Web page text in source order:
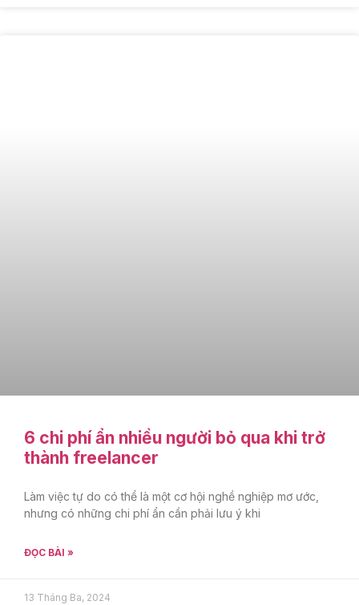
6 chi phí ẩn nhiều người bỏ qua khi trở
thành freelancer
Làm việc tự do có thể là một cơ hội nghề nghiệp mơ ước,
nhưng có những chi phí ẩn cần phải lưu ý khi
ĐỌC BÀI »
13 Tháng Ba, 2024